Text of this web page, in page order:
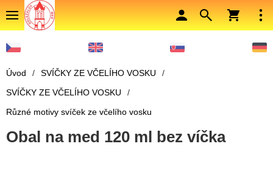
Úvod / SVÍČKY ZE VČELÍHO VOSKU
/
SVÍČKY ZE VČELÍHO VOSKU
/
Různé motivy svíček ze včelího vosku
Obal na med 120 ml bez víčka